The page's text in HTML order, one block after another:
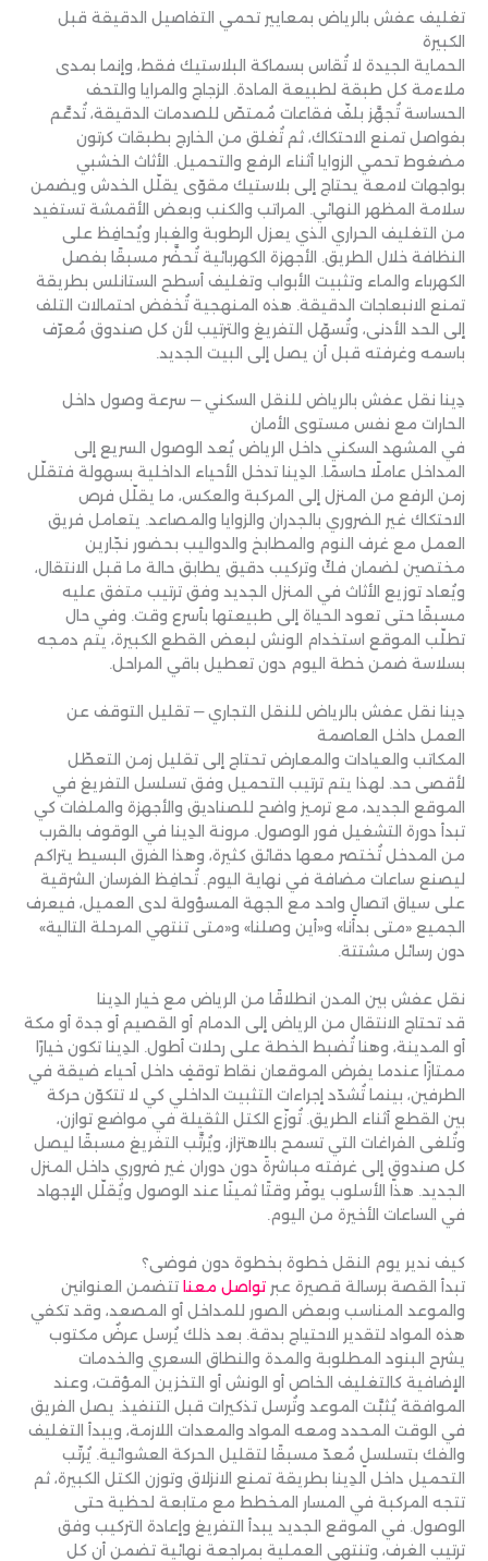
تغليف عفش بالرياض بمعايير تحمي التفاصيل الدقيقة قبل
الكبيرة
الحماية الجيدة لا تُقاس بسماكة البلاستيك فقط، وإنما بمدى
ملاءمة كل طبقة لطبيعة المادة. الزجاج والمرايا والتحف
الحساسة تُجهَّز بلفّ فقاعات مُمتصّ للصدمات الدقيقة، تُدعَّم
بفواصل تمنع الاحتكاك، ثم تُغلق من الخارج بطبقات كرتون
مضغوط تحمي الزوايا أثناء الرفع والتحميل. الأثاث الخشبي
بواجهات لامعة يحتاج إلى بلاستيك مقوّى يقلّل الخدش ويضمن
سلامة المظهر النهائي. المراتب والكنب وبعض الأقمشة تستفيد
من التغليف الحراري الذي يعزل الرطوبة والغبار ويُحافِظ على
النظافة خلال الطريق. الأجهزة الكهربائية تُحضَّر مسبقًا بفصل
الكهرباء والماء وتثبيت الأبواب وتغليف أسطح الستانلس بطريقة
تمنع الانبعاجات الدقيقة. هذه المنهجية تُخفض احتمالات التلف
إلى الحد الأدنى، وتُسهّل التفريغ والترتيب لأن كل صندوق مُعرّف
باسمه وغرفته قبل أن يصل إلى البيت الجديد.
دِينا نقل عفش بالرياض للنقل السكني — سرعة وصول داخل
الحارات مع نفس مستوى الأمان
في المشهد السكني داخل الرياض يُعد الوصول السريع إلى
المداخل عاملًا حاسمًا. الدِينا تدخل الأحياء الداخلية بسهولة فتقلّل
زمن الرفع من المنزل إلى المركبة والعكس، ما يقلّل فرص
الاحتكاك غير الضروري بالجدران والزوايا والمصاعد. يتعامل فريق
العمل مع غرف النوم والمطابخ والدواليب بحضور نجّارين
مختصين لضمان فكّ وتركيب دقيق يطابق حالة ما قبل الانتقال،
ويُعاد توزيع الأثاث في المنزل الجديد وفق ترتيب متفق عليه
مسبقًا حتى تعود الحياة إلى طبيعتها بأسرع وقت. وفي حال
تطلّب الموقع استخدام الونش لبعض القطع الكبيرة، يتم دمجه
بسلاسة ضمن خطة اليوم دون تعطيل باقي المراحل.
دِينا نقل عفش بالرياض للنقل التجاري — تقليل التوقف عن
العمل داخل العاصمة
المكاتب والعيادات والمعارض تحتاج إلى تقليل زمن التعطّل
لأقصى حد. لهذا يتم ترتيب التحميل وفق تسلسل التفريغ في
الموقع الجديد، مع ترميز واضح للصناديق والأجهزة والملفات كي
تبدأ دورة التشغيل فور الوصول. مرونة الدِينا في الوقوف بالقرب
من المدخل تُختصر معها دقائق كثيرة، وهذا الفرق البسيط يتراكم
ليصنع ساعات مضافة في نهاية اليوم. تُحافِظ الفرسان الشرقية
على سياق اتصالٍ واحد مع الجهة المسؤولة لدى العميل، فيعرف
الجميع «متى بدأنا» و«أين وصلنا» و«متى تنتهي المرحلة التالية»
دون رسائل مشتتة.
نقل عفش بين المدن انطلاقًا من الرياض مع خيار الدِينا
قد تحتاج الانتقال من الرياض إلى الدمام أو القصيم أو جدة أو مكة
أو المدينة، وهنا تُضبط الخطة على رحلات أطول. الدِينا تكون خيارًا
ممتازًا عندما يفرض الموقعان نقاط توقفٍ داخل أحياء ضيقة في
الطرفين، بينما تُشدّد إجراءات التثبيت الداخلي كي لا تتكوّن حركة
بين القطع أثناء الطريق. تُوزّع الكتل الثقيلة في مواضع توازن،
وتُلغى الفراغات التي تسمح بالاهتزاز، ويُرتَّب التفريغ مسبقًا ليصل
كل صندوقٍ إلى غرفته مباشرةً دون دوران غير ضروري داخل المنزل
الجديد. هذا الأسلوب يوفّر وقتًا ثمينًا عند الوصول ويُقلّل الإجهاد
في الساعات الأخيرة من اليوم.
كيف ندير يوم النقل خطوة بخطوة دون فوضى؟
تبدأ القصة برسالة قصيرة عبرتواصل معنا تتضمن العنوانين
والموعد المناسب وبعض الصور للمداخل أو المصعد، وقد تكفي
هذه المواد لتقدير الاحتياج بدقة. بعد ذلك يُرسل عرضٌ مكتوب
يشرح البنود المطلوبة والمدة والنطاق السعري والخدمات
الإضافية كالتغليف الخاص أو الونش أو التخزين المؤقت، وعند
الموافقة يُثبَّت الموعد وتُرسل تذكيرات قبل التنفيذ. يصل الفريق
في الوقت المحدد ومعه المواد والمعدات اللازمة، ويبدأ التغليف
والفك بتسلسلٍ مُعدّ مسبقًا لتقليل الحركة العشوائية. يُرتّب
التحميل داخل الدِينا بطريقة تمنع الانزلاق وتوزن الكتل الكبيرة، ثم
تتجه المركبة في المسار المخطط مع متابعة لحظية حتى
الوصول. في الموقع الجديد يبدأ التفريغ وإعادة التركيب وفق
ترتيب الغرف، وتنتهي العملية بمراجعة نهائية تضمن أن كل